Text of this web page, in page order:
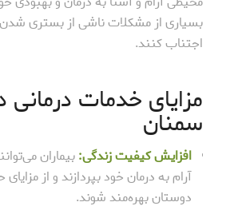
بسیاری از مشکلات ناشی از بستری شدن
اجتناب کنند.
مزایای خدمات درمانی
سمنان
افزایش کیفیت زندگی:بیماران
آرام به درمان خود بپردازند و از
دوستان بهره‌مند شوند.